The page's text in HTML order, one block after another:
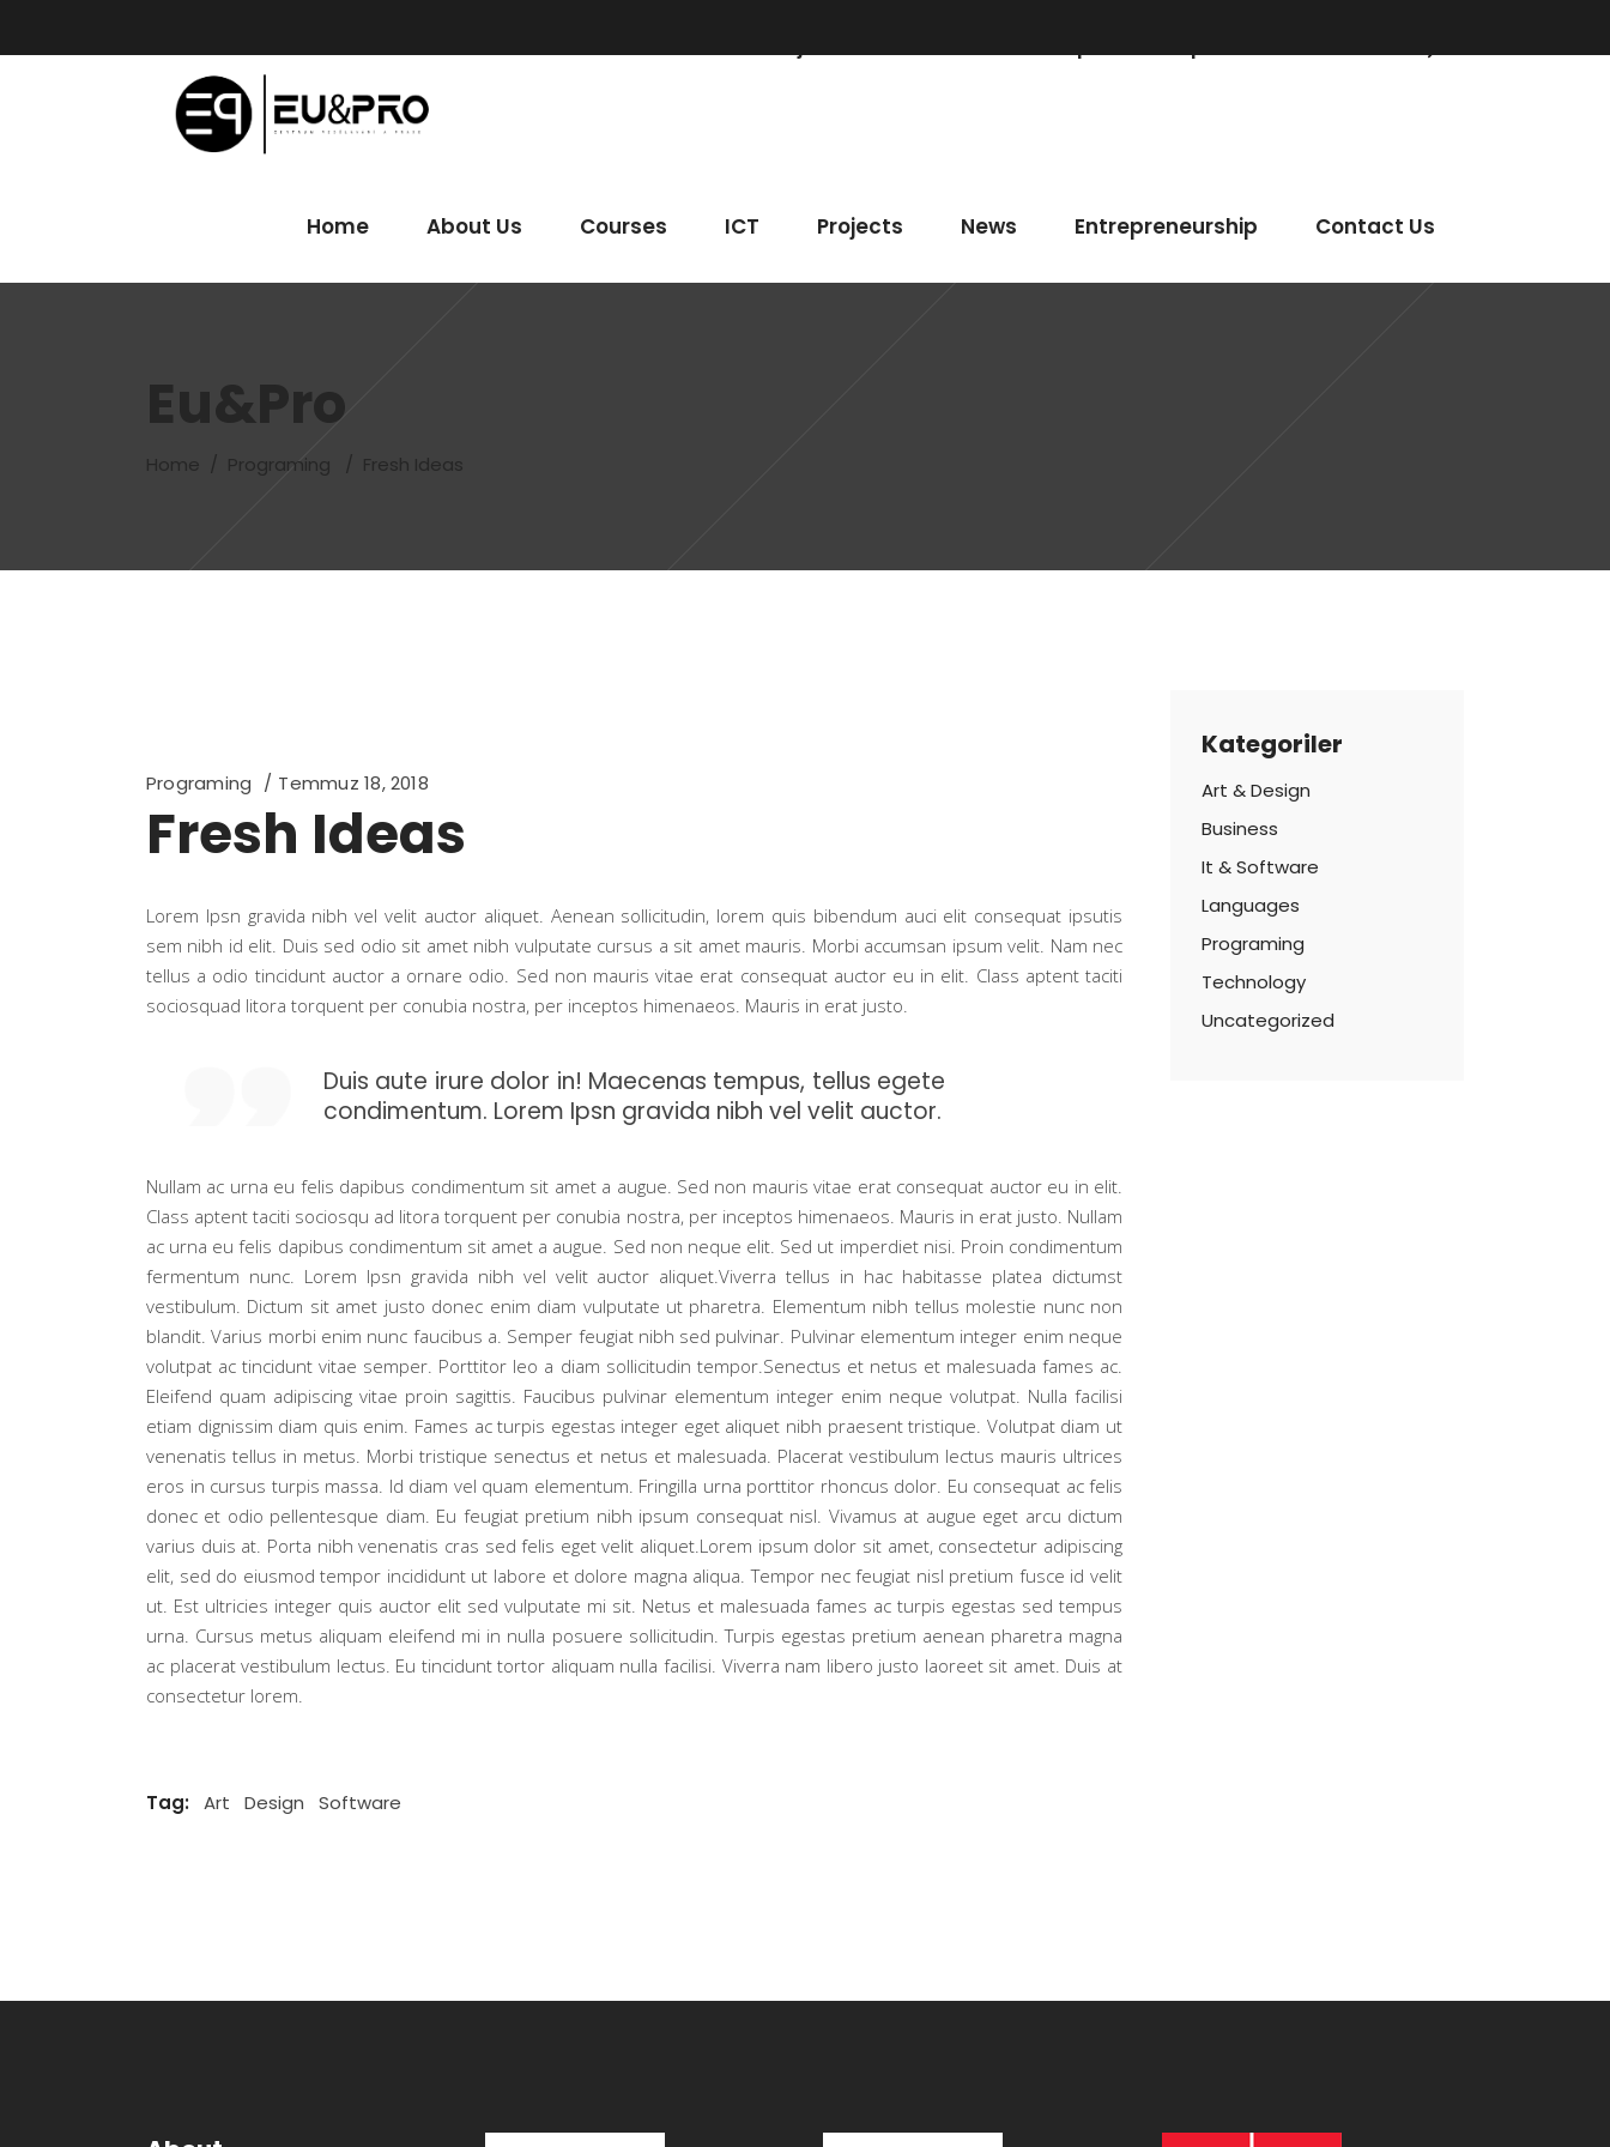
Home About Us Courses ICT Projects News Entrepreneurship Contact Us
Eu&Pro
Home / Programing / Fresh Ideas
Programing Temmuz 18, 2018
Fresh Ideas
Lorem Ipsn gravida nibh vel velit auctor aliquet. Aenean sollicitudin, lorem quis bibendum auci elit consequat ipsutis
sem nibh id elit. Duis sed odio sit amet nibh vulputate cursus a sit amet mauris. Morbi accumsan ipsum velit. Nam nec
tellus a odio tincidunt auctor a ornare odio. Sed non mauris vitae erat consequat auctor eu in elit. Class aptent taciti
sociosquad litora torquent per conubia nostra, per inceptos himenaeos. Mauris in erat justo.
Duis aute irure dolor in! Maecenas tempus, tellus egete
condimentum. Lorem Ipsn gravida nibh vel velit auctor.
Nullam ac urna eu felis dapibus condimentum sit amet a augue. Sed non mauris vitae erat consequat auctor eu in elit.
Class aptent taciti sociosqu ad litora torquent per conubia nostra, per inceptos himenaeos. Mauris in erat justo. Nullam
ac urna eu felis dapibus condimentum sit amet a augue. Sed non neque elit. Sed ut imperdiet nisi. Proin condimentum
fermentum nunc. Lorem Ipsn gravida nibh vel velit auctor aliquet.Viverra tellus in hac habitasse platea dictumst
vestibulum. Dictum sit amet justo donec enim diam vulputate ut pharetra. Elementum nibh tellus molestie nunc non
blandit. Varius morbi enim nunc faucibus a. Semper feugiat nibh sed pulvinar. Pulvinar elementum integer enim neque
volutpat ac tincidunt vitae semper. Porttitor leo a diam sollicitudin tempor.Senectus et netus et malesuada fames ac.
Eleifend quam adipiscing vitae proin sagittis. Faucibus pulvinar elementum integer enim neque volutpat. Nulla facilisi
etiam dignissim diam quis enim. Fames ac turpis egestas integer eget aliquet nibh praesent tristique. Volutpat diam ut
venenatis tellus in metus. Morbi tristique senectus et netus et malesuada. Placerat vestibulum lectus mauris ultrices
eros in cursus turpis massa. Id diam vel quam elementum. Fringilla urna porttitor rhoncus dolor. Eu consequat ac felis
donec et odio pellentesque diam. Eu feugiat pretium nibh ipsum consequat nisl. Vivamus at augue eget arcu dictum
varius duis at. Porta nibh venenatis cras sed felis eget velit aliquet.Lorem ipsum dolor sit amet, consectetur adipiscing
elit, sed do eiusmod tempor incididunt ut labore et dolore magna aliqua. Tempor nec feugiat nisl pretium fusce id velit
ut. Est ultricies integer quis auctor elit sed vulputate mi sit. Netus et malesuada fames ac turpis egestas sed tempus
urna. Cursus metus aliquam eleifend mi in nulla posuere sollicitudin. Turpis egestas pretium aenean pharetra magna
ac placerat vestibulum lectus. Eu tincidunt tortor aliquam nulla facilisi. Viverra nam libero justo laoreet sit amet. Duis at
consectetur lorem.
Tag: Art Design Software
Kategoriler
Art & Design
Business
It & Software
Languages
Programing
Technology
Uncategorized